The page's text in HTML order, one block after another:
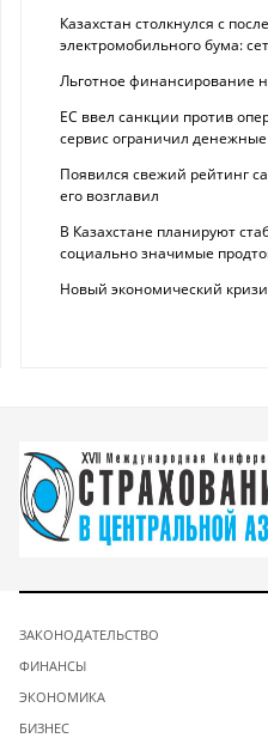
Казахстан столкнулся с
электромобильного бума:
Льготное финансирование
ЕС ввел санкции против
сервис ограничил
Появился свежий рейтинг
его возглавил
В Казахстане планируют
социально значимые
Новый экономический
ЗАКОНОДАТЕЛЬСТВО
ФИНАНСЫ
ЭКОНОМИКА
БИЗНЕС